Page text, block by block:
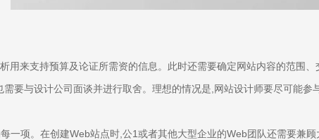
用来支持预算及论证所需资的信息。此时还需要确定网站内容的范围
要与设计公司面谈并进行取舍。理想的情况是,网站设计师要尽可能参
一项。在创建Web站点时,公1或者其他大型企业的Web团队还需要兼